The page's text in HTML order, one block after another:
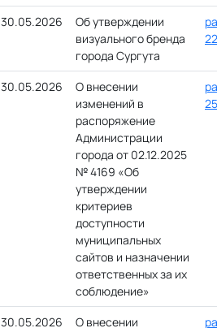
30.05.2026
Об утверждении
визуального бренда
города Сургута
30.05.2026
О внесении
изменений в
распоряжение
Администрации
города от 02.12.2025
№ 4169 «Об
утверждении
критериев
доступности
муниципальных
сайтов и назначении
ответственных за их
соблюдение»
30.05.2026 О внесении